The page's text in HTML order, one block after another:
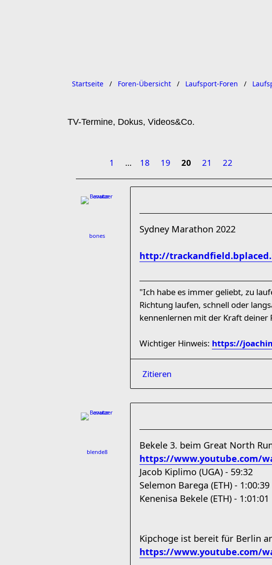
Startseite Foren-Übersicht Laufsport-Foren
TV-Termine, Dokus, Videos&Co.
1 … 18 19 20 21 22
bones
Sydney Marathon 2022
http://
"Ich habe es immer geliebt, zu
Richtung laufen, schnell oder
kennenlernen mit der Kraft deiner
Wichtiger Hinweis: https://
Zitieren
blende8
Bekele 3. beim Great North
https://www.youtube.com/
Jacob Kiplimo (UGA) - 59:32
Selemon Barega (ETH) - 1:00:39
Kenenisa Bekele (ETH) - 1:01:01
Kipchoge ist bereit für Berlin
https://www.youtube.com/